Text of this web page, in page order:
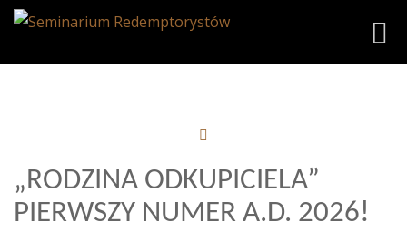
„RODZINA ODKUPICIELA”
PIERWSZY NUMER A.D. 2026!